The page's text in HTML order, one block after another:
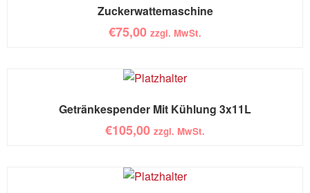
Zuckerwattemaschine
€75,00 zzgl. MwSt.
Getränkespender Mit Kühlung 3x11L
€105,00 zzgl. MwSt.